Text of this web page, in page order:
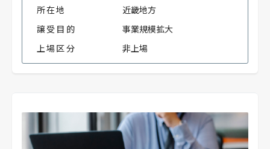
所在地
近畿地方
譲受目的
事業規模拡大
上場区分
非上場